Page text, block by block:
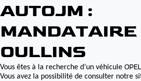
AUTOJM :
MANDATAIRE
OULLINS
Vous êtes à la recherche d’un véhicule OPEL
Vous avez la possibilité de consulter notre